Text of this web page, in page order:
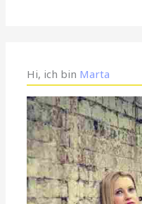
Hi, ich bin Marta